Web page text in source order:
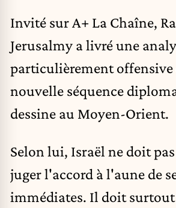
Invité sur A+ La Chaîne,
Jerusalmy a livré une
particulièrement offensive
nouvelle séquence
dessine au Moyen-Orient.
Selon lui, Israël ne doit
juger l'accord à l'aune de
immédiates. Il doit